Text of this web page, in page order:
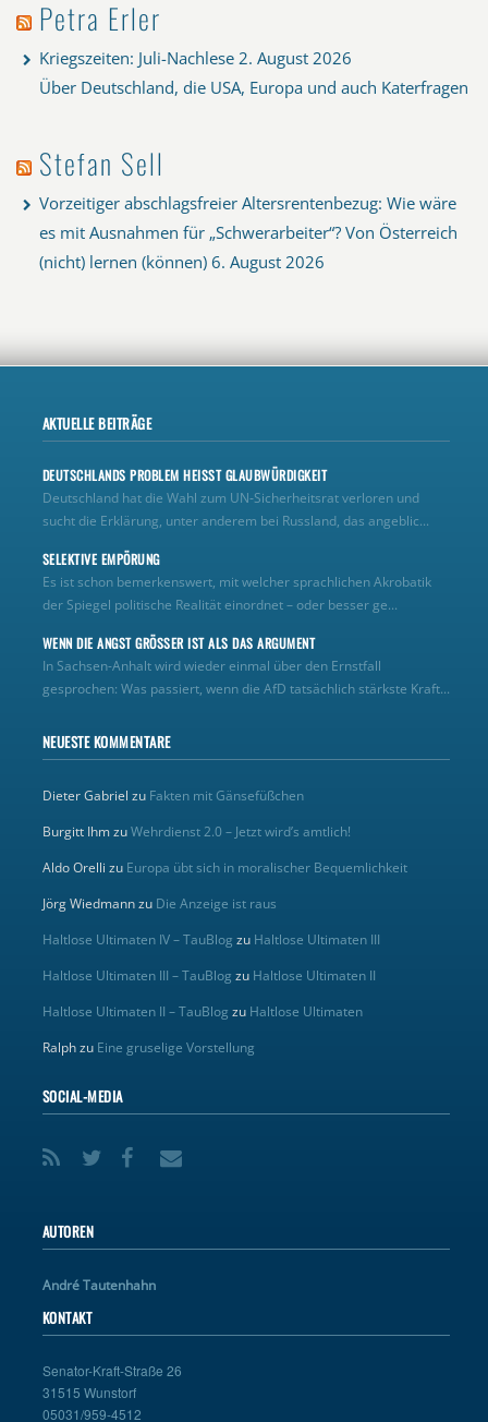
Petra Erler
Kriegszeiten: Juli-Nachlese 2. August 2026
Über Deutschland, die USA, Europa und auch Katerfragen
Stefan Sell
Vorzeitiger abschlagsfreier Altersrentenbezug: Wie wäre
es mit Ausnahmen für „Schwerarbeiter“? Von Österreich
(nicht) lernen (können) 6. August 2026
AKTUELLE BEITRÄGE
DEUTSCHLANDS PROBLEM HEISST GLAUBWÜRDIGKEIT
Deutschland hat die Wahl zum UN‑Sicherheitsrat verloren und
sucht die Erklärung, unter anderem bei Russland, das angeblic...
SELEKTIVE EMPÖRUNG
Es ist schon bemerkenswert, mit welcher sprachlichen Akrobatik
der Spiegel politische Realität einordnet – oder besser ge...
WENN DIE ANGST GRÖSSER IST ALS DAS ARGUMENT
In Sachsen-Anhalt wird wieder einmal über den Ernstfall
gesprochen: Was passiert, wenn die AfD tatsächlich stärkste Kraft...
NEUESTE KOMMENTARE
Dieter Gabriel zu Fakten mit Gänsefüßchen
Burgitt IhmzuWehrdienst 2.0 – Jetzt wird’s amtlich!
Aldo Orelli zu Europa übt sich in moralischer Bequemlichkeit
Jörg Wiedmannzu Die Anzeige ist raus
Haltlose Ultimaten IV – TauBlog zu Haltlose Ultimaten III
Haltlose Ultimaten III – TauBlog zu Haltlose Ultimaten II
Haltlose Ultimaten II – TauBlog zu Haltlose Ultimaten
Ralphzu Eine gruselige Vorstellung
SOCIAL-MEDIA
AUTOREN
André Tautenhahn
KONTAKT
Senator-Kraft-Straße 26
31515 Wunstorf
05031/959-4512